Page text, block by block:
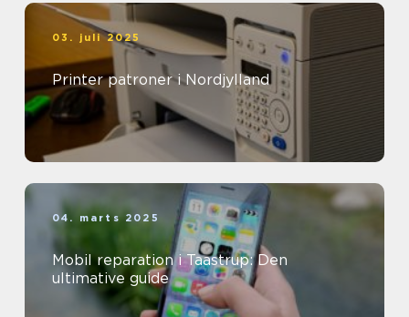
03. juli 2025
Printer patroner i Nordjylland
04. marts 2025
Mobil reparation i Taastrup: Den
ultimative guide